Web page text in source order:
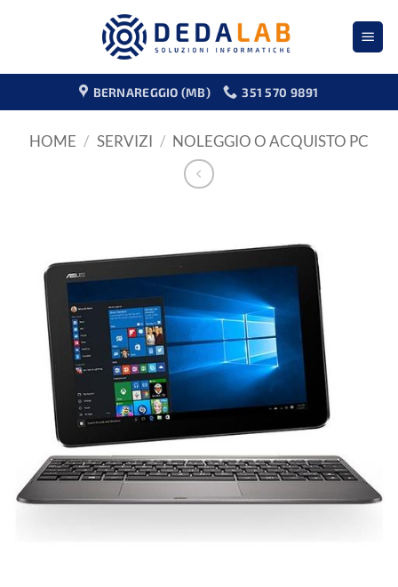
BERNAREGGIO (MB) 351 570 9891
HOME / SERVIZI / NOLEGGIO O ACQUISTO PC